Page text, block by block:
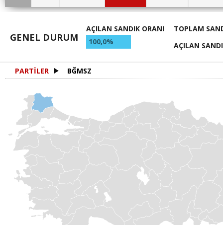
GENEL DURUM
AÇILAN SANDIK ORANI
100,0%
TOPLAM
AÇILAN
PARTİLER BĞMSZ